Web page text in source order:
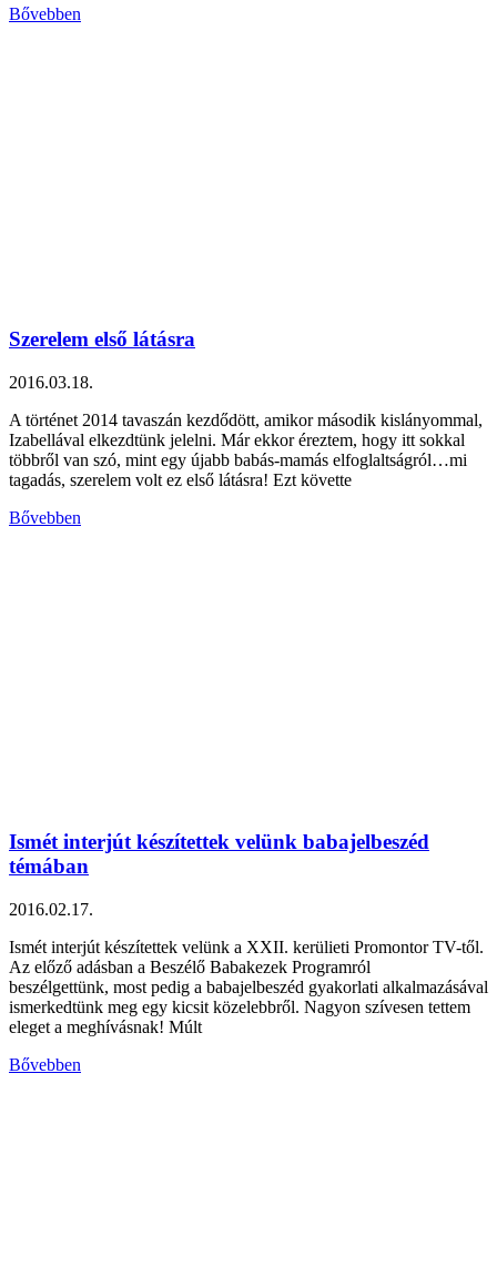
Bővebben
Szerelem első látásra
2016.03.18.
A történet 2014 tavaszán kezdődött, amikor második kislányommal,
Izabellával elkezdtünk jelelni. Már ekkor éreztem, hogy itt sokkal
többről van szó, mint egy újabb babás-mamás elfoglaltságról…mi
tagadás, szerelem volt ez első látásra! Ezt követte
Bővebben
Ismét interjút készítettek velünk babajelbeszéd
témában
2016.02.17.
Ismét interjút készítettek velünk a XXII. kerülieti Promontor TV-től.
Az előző adásban a Beszélő Babakezek Programról
beszélgettünk, most pedig a babajelbeszéd gyakorlati alkalmazásával
ismerkedtünk meg egy kicsit közelebbről. Nagyon szívesen tettem
eleget a meghívásnak! Múlt
Bővebben